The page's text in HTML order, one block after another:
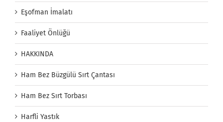
Eşofman İmalatı
Faaliyet Önlüğü
HAKKINDA
Ham Bez Büzgülü Sırt Çantası
Ham Bez Sırt Torbası
Harfli Yastık